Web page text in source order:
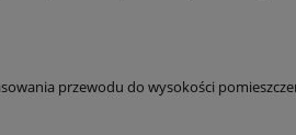
przewodu do wysokości